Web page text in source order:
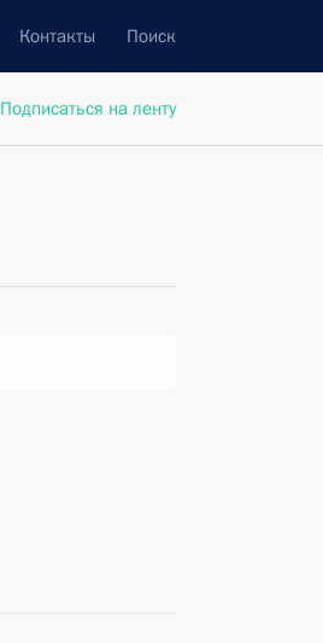
Контакты Поиск
Подписаться на ленту